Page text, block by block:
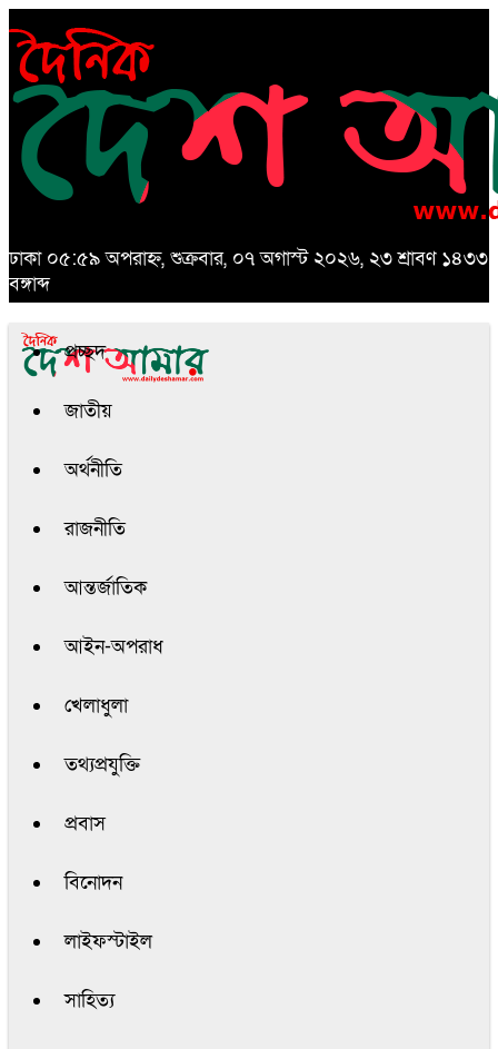
ঢাকা ০৫:৫৯ অপরাহ্ন, শুক্রবার, ০৭ অগাস্ট ২০২৬, ২৩ শ্রাবণ ১৪৩৩
বঙ্গাব্দ
প্রচ্ছদ
জাতীয়
অর্থনীতি
রাজনীতি
আন্তর্জাতিক
আইন-অপরাধ
খেলাধুলা
তথ্যপ্রযুক্তি
প্রবাস
বিনোদন
লাইফস্টাইল
সাহিত্য